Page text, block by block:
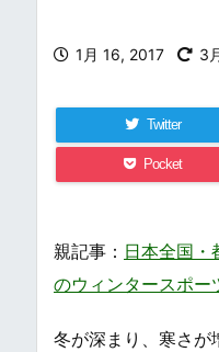
1月 16, 2017 3
Twitter
Pocket
親記事： 日本全国
のウィンタースポー
冬が深まり、寒さが